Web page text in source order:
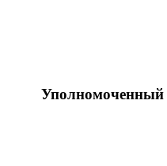
Уполномоченный